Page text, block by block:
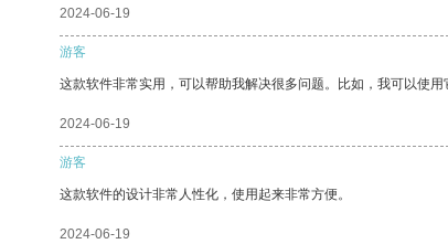
2024-06-19
游客
这款软件非常实用，可以帮助我解决很多问题。比如，我可以使用
2024-06-19
游客
这款软件的设计非常人性化，使用起来非常方便。
2024-06-19